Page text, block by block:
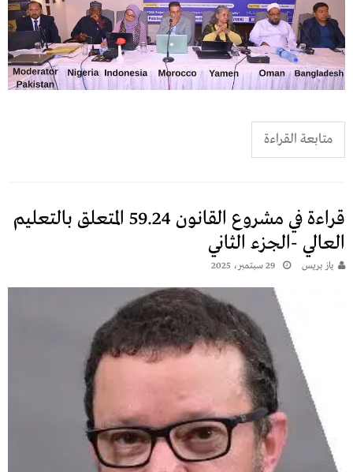
متابعة القراءة
قراءة في مشروع القانون 59.24 المتعلق بالتعليم
العالي -الجزء الثاني
يـاز بريـس 29 سبتمبر، 2025